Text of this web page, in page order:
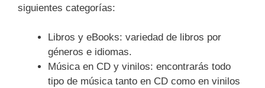
siguientes categorías:
Libros y eBooks: variedad de libros por
géneros e idiomas.
Música en CD y vinilos: encontrarás todo
tipo de música tanto en CD como en vinilos